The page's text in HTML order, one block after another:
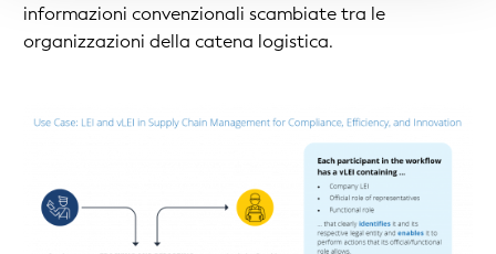
informazioni convenzionali scambiate tra le
organizzazioni della catena logistica.